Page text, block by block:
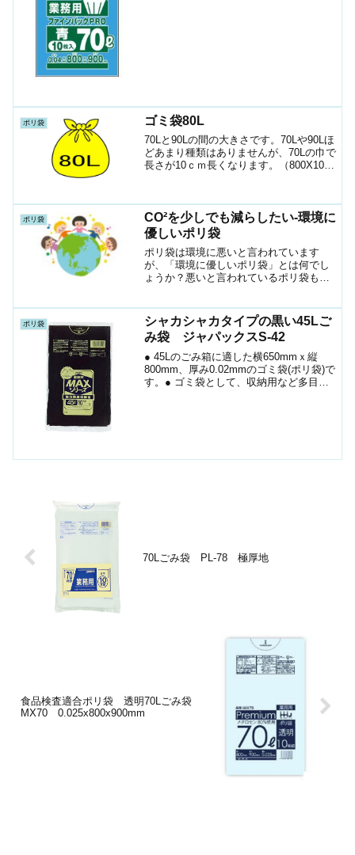
ポリ袋 ゴミ袋80L
70Lと90Lの間の大きさです。70Lや90Lほ
どあまり種類はありませんが、70Lの巾で
長さが10ｃｍ長くなります。（800X1000
S-88半透明H...
ポリ袋
CO²を少しでも減らしたい-環境に
優しいポリ袋
ポリ袋は環境に悪いと言われています
が、「環境に優しいポリ袋」とは何でし
ょうか？悪いと言われているポリ袋も使
ポリ袋
シャカシャカタイプの黒い45Lご
み袋 ジャパックスS-42
● 45Lのごみ箱に適した横650mmｘ縦
800mm、厚み0.02mmのゴミ袋(ポリ袋)で
す。● ゴミ袋として、収納用など多目的
70Lごみ袋 PL-78 極厚地
食品検査適合ポリ袋 透明70Lごみ袋
MX70 0.025x800x900mm